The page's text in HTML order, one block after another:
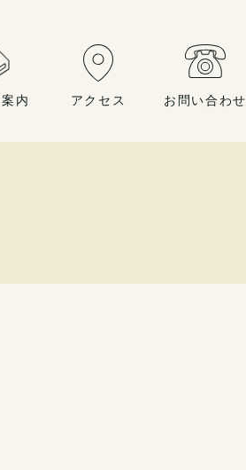
内 アクセス お問い合わせ